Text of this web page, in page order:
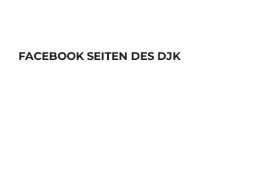
FACEBOOK SEITEN DES DJK